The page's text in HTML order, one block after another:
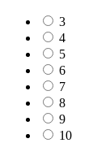
3
4
5
6
7
8
9
10